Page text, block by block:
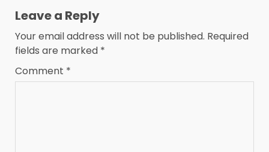
Leave a Reply
Your email address will not be published. Required
fields are marked *
Comment *